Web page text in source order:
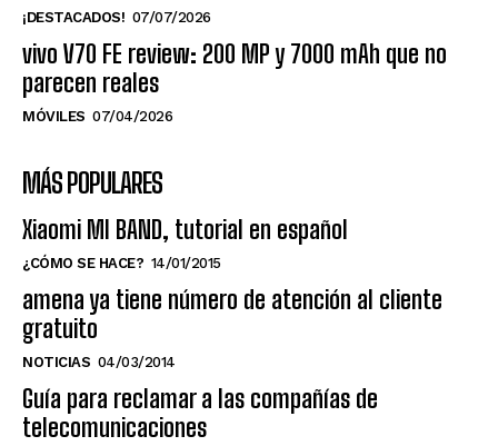
¡DESTACADOS! 07/07/2026
vivo V70 FE review: 200 MP y 7000 mAh que no
parecen reales
MÓVILES 07/04/2026
MÁS POPULARES
Xiaomi MI BAND, tutorial en español
¿CÓMO SE HACE? 14/01/2015
amena ya tiene número de atención al cliente
gratuito
NOTICIAS 04/03/2014
Guía para reclamar a las compañías de
telecomunicaciones